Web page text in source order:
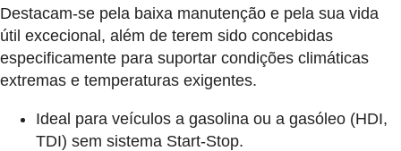
Destacam-se pela baixa manutenção e pela sua vida
útil excecional, além de terem sido concebidas
especificamente para suportar condições climáticas
extremas e temperaturas exigentes.
Ideal para veículos a gasolina ou a gasóleo (HDI,
TDI) sem sistema Start-Stop.